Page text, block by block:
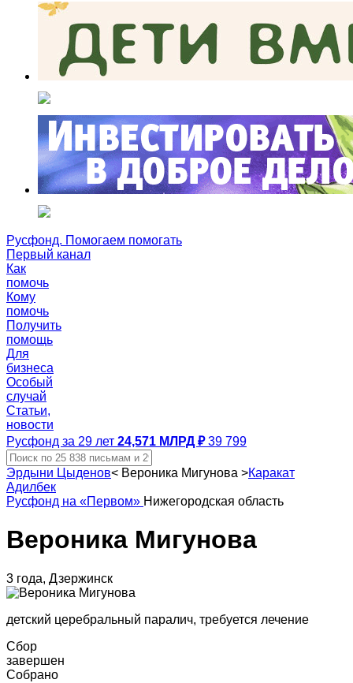
Русфонд. Помогаем помогать
Первый канал
Как
помочь
Кому
помочь
Получить
помощь
Для
бизнеса
Особый
случай
Статьи,
новости
Русфонд за 29 лет 24,571 МЛРД ₽ 39 799
Эрдыни Цыденов< Вероника Мигунова >Каракат
Адилбек
Русфонд на «Первом» Нижегородская область
Вероника Мигунова
3 года, Дзержинск
детский церебральный паралич, требуется лечение
Сбор
завершен
Собрано